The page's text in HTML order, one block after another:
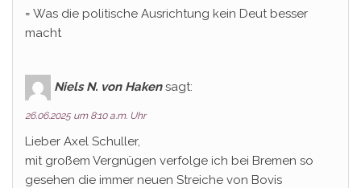
= Was die politische Ausrichtung kein Deut besser
macht
Niels N. von Haken sagt:
26.06.2025 um 8:10 a.m. Uhr
Lieber Axel Schuller,
mit großem Vergnügen verfolge ich bei Bremen so
gesehen die immer neuen Streiche von Bovis